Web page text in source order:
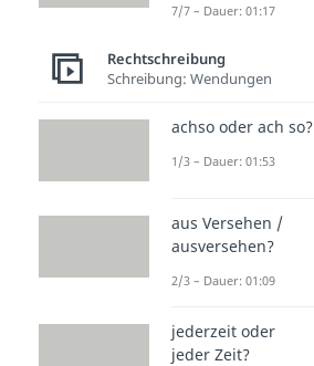
7/7 – Dauer: 01:17
Rechtschreibung
Schreibung: Wendungen
achso oder ach so?
1/3 – Dauer: 01:53
aus Versehen /
ausversehen?
2/3 – Dauer: 01:09
jederzeit oder
jeder Zeit?